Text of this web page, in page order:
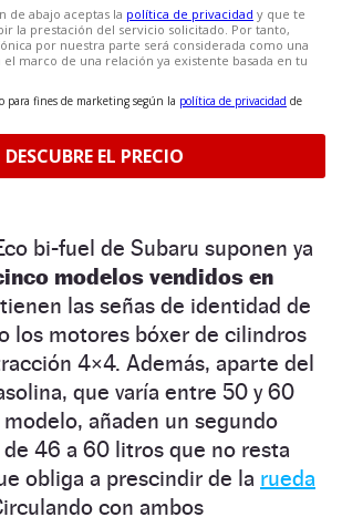
bi-fuel de Subaru suponen ya
modelos vendidos en
las señas de identidad de
los motores bóxer de cilindros
4×4. Además, aparte del
que varía entre 50 y 60
añaden un segundo
46 a 60 litros que no resta
obliga a prescindir de la rueda
con ambos